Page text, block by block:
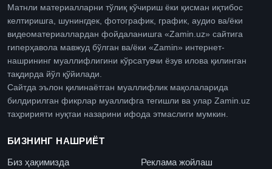
Матнли материалларни тўлиқ кўчириш ёки қисман иқтибос
келтиришга, шунингдек, фотографик, график, аудио ва/ёки
видеоматериаллардан фойдаланишга «Zamin.uz» сайтига
гиперҳавола мавжуд бўлган ва/ёки «Zamin» интернет-
нашрининг муаллифлигини кўрсатувчи ёзув илова қилинган
тақдирда йўл қўйилади.
Сайтда эълон қилинаётган муаллифлик мақолаларида
билдирилган фикрлар муаллифга тегишли ва улар Zamin.uz
таҳририяти нуқтаи назарини ифода этмаслиги мумкин.
БИЗНИНГ НАШРИЁТ
Биз ҳақимизда Реклама жойлаш